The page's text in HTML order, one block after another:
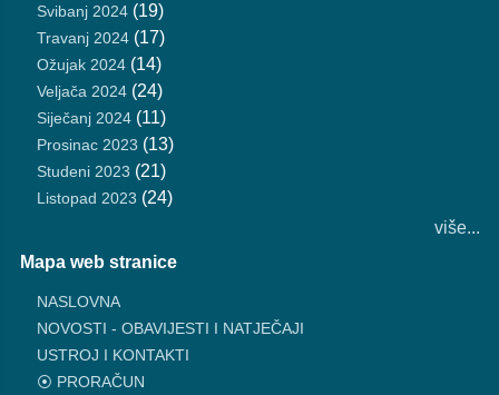
Svibanj 2024(19)
Travanj 2024(17)
Ožujak 2024(14)
Veljača 2024(24)
Siječanj 2024(11)
Prosinac 2023 (13)
Studeni 2023 (21)
Listopad 2023 (24)
više...
Mapa web stranice
NASLOVNA
NOVOSTI - OBAVIJESTI I NATJEČAJI
USTROJ I KONTAKTI
⦿ PRORAČUN